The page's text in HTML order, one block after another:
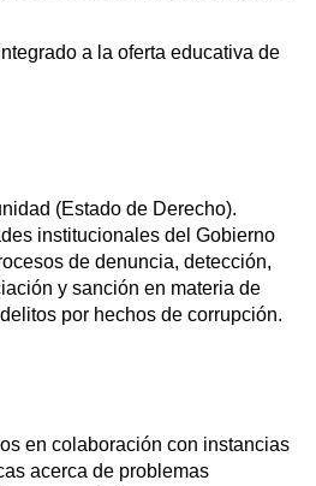
a la oferta educativa de
(Estado de Derecho).
institucionales del Gobierno
de denuncia, detección,
y sanción en materia de
por hechos de corrupción.
en colaboración con instancias
acerca de problemas